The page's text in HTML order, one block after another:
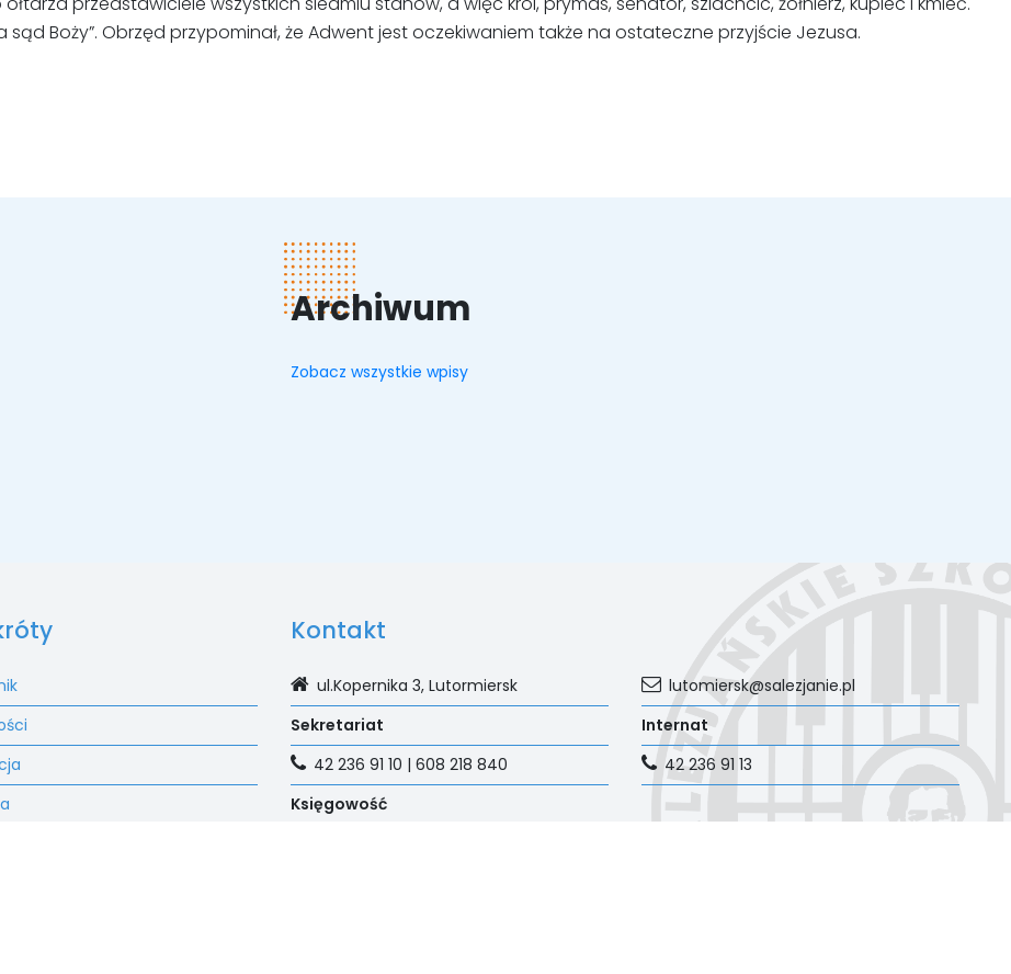
Boży”. Obrzęd przypominał, że Adwent jest oczekiwaniem także na ostateczne przyjście Jezusa.
Archiwum
Zobacz wszystkie wpisy
Kontakt
ul.Kopernika 3, Lutormiersk
Sekretariat
42 236 91 10 | 608 218 840
Księgowość
lutomiersk@salezjanie.pl
Internat
42 236 91 13